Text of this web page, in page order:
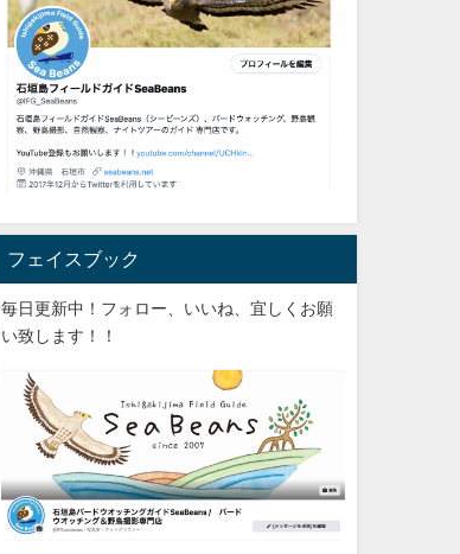
フェイスブック
毎日更新中！フォロー、いいね、宜しくお願
い致します！！